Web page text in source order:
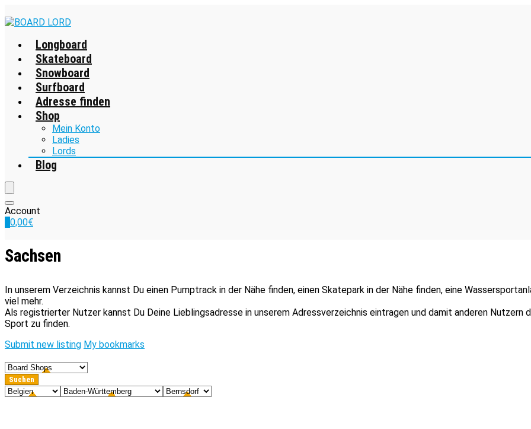
Longboard
Skateboard
Snowboard
Surfboard
Adresse finden
Shop
Mein Konto
Ladies
Lords
Blog
Account
0,00€
Sachsen
In unserem Verzeichnis kannst Du einen Pumptrack in der Nähe finden, einen Skatepark in der Nähe finden, eine
viel mehr.
Als registrierter Nutzer kannst Du Deine Lieblingsadresse in unserem Adressverzeichnis eintragen und damit anderen
Sport zu finden.
Submit new listing My bookmarks